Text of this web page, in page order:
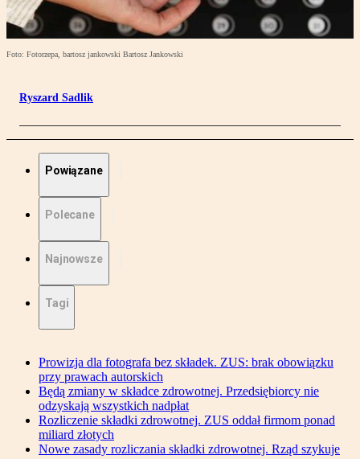
Foto: Fotorzepa, bartosz jankowski Bartosz Jankowski
Ryszard Sadlik
Powiązane
Polecane
Najnowsze
Tagi
Prowizja dla fotografa bez składek. ZUS: brak obowiązku
przy prawach autorskich
Będą zmiany w składce zdrowotnej. Przedsiębiorcy nie
odzyskają wszystkich nadpłat
Rozliczenie składki zdrowotnej. ZUS oddał firmom ponad
miliard złotych
Nowe zasady rozliczania składki zdrowotnej. Rząd szykuje